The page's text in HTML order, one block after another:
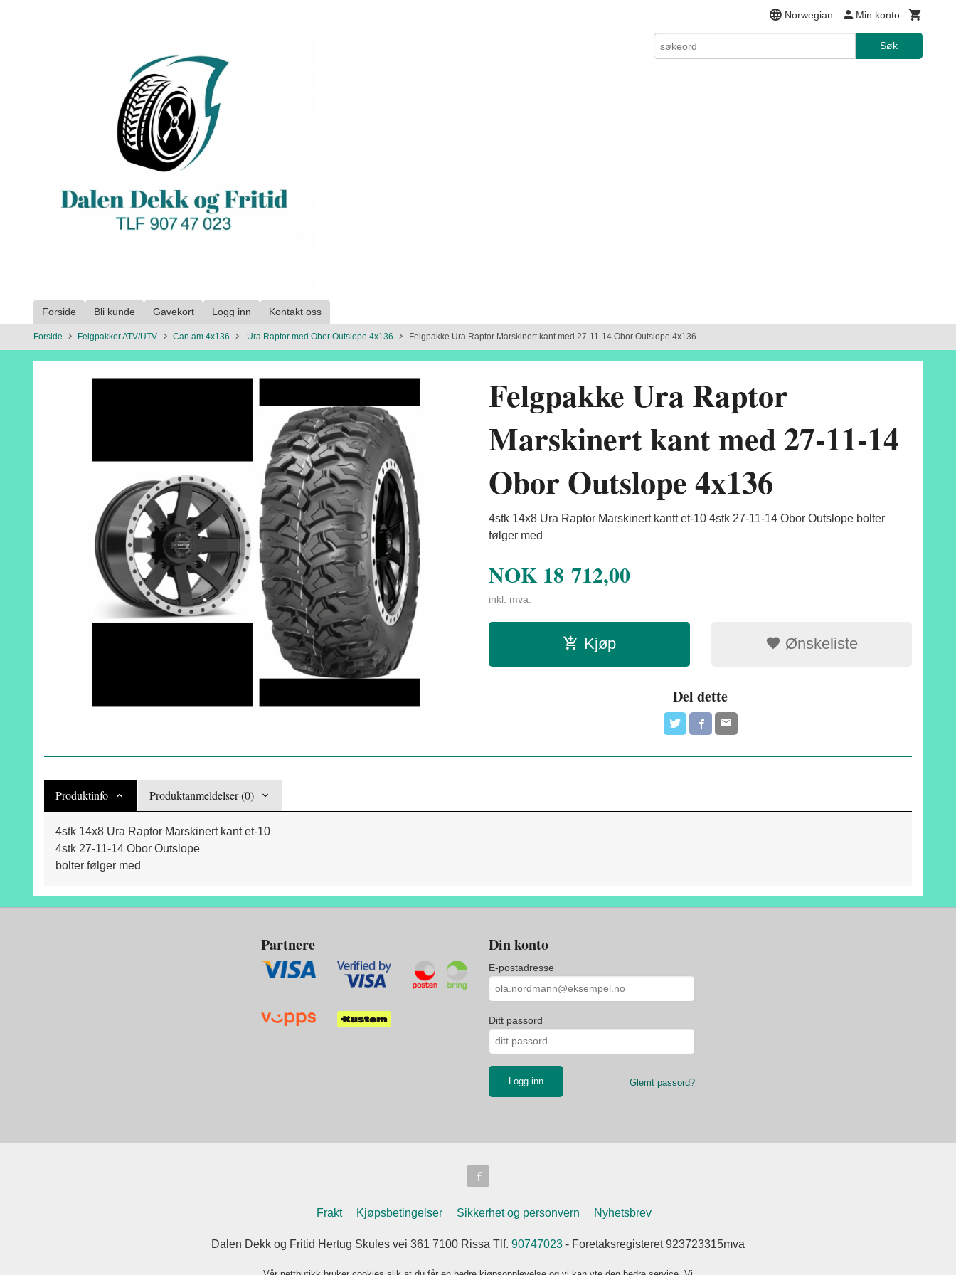
Norwegian Min konto
Søk
Forside Bli kunde Gavekort Logg inn Kontakt oss
Forside Felgpakker ATV/UTV Can am 4x136 Ura Raptor med Obor Outslope 4x136 Felgpakke Ura Raptor Marskinert kant med 27-11-14 Obor Outslope 4x136
Felgpakke Ura Raptor
Marskinert kant med 27-11-14
Obor Outslope 4x136
4stk 14x8 Ura Raptor Marskinert kantt et-10 4stk 27-11-14 Obor Outslope bolter
følger med
NOK 18 712,00
inkl. mva.
Kjøp Ønskeliste
Del dette
Produktinfo Produktanmeldelser (0)
4stk 14x8 Ura Raptor Marskinert kant et-10
4stk 27-11-14 Obor Outslope
bolter følger med
Partnere Din konto
E-postadresse
Ditt passord
Glemt passord?
Frakt Kjøpsbetingelser Sikkerhet og personvern Nyhetsbrev
Dalen Dekk og Fritid Hertug Skules vei 361 7100 Rissa Tlf. 90747023 - Foretaksregisteret 923723315mva